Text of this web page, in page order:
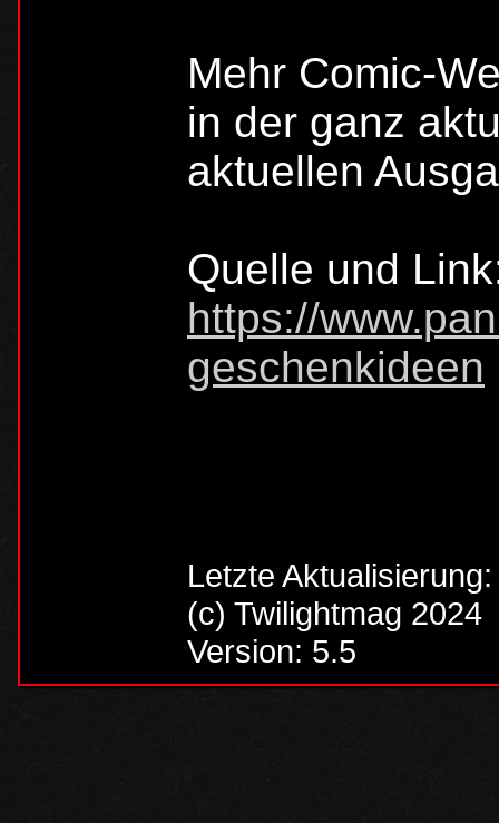
Mehr Comic-
in der ganz
aktuellen
Quelle und
https://
geschenkideen
Letzte
(c) Twilightmag 2024
Version: 5.5